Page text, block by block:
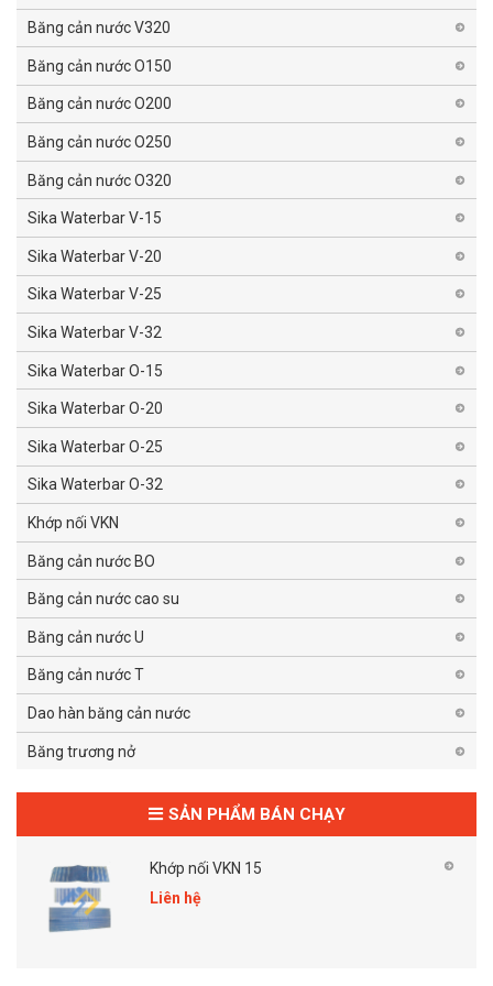
Băng cản nước V320
Băng cản nước O150
Băng cản nước O200
Băng cản nước O250
Băng cản nước O320
Sika Waterbar V-15
Sika Waterbar V-20
Sika Waterbar V-25
Sika Waterbar V-32
Sika Waterbar O-15
Sika Waterbar O-20
Sika Waterbar O-25
Sika Waterbar O-32
Khớp nối VKN
Băng cản nước BO
Băng cản nước cao su
Băng cản nước U
Băng cản nước T
Dao hàn băng cản nước
Băng trương nở
SẢN PHẨM BÁN CHẠY
Khớp nối VKN 15
Liên hệ